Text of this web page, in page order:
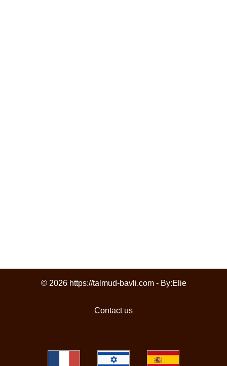
© 2026 https://talmud-bavli.com - By:Elie
Contact us